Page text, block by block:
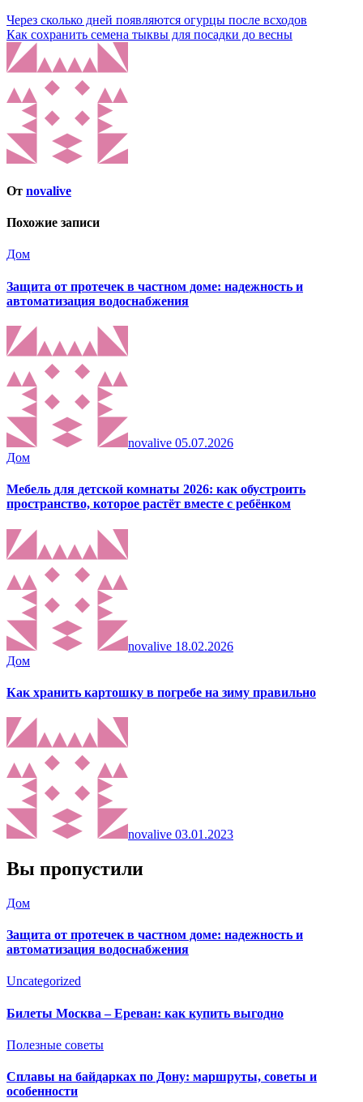
Навигация
по
записям
Через сколько дней появляются огурцы после всходов
Как сохранить семена тыквы для посадки до весны
От novalive
Похожие записи
Дом
Защита от протечек в частном доме: надежность и
автоматизация водоснабжения
novalive 05.07.2026
Дом
Мебель для детской комнаты 2026: как обустроить
пространство, которое растёт вместе с ребёнком
novalive 18.02.2026
Дом
Как хранить картошку в погребе на зиму правильно
novalive 03.01.2023
Вы пропустили
Дом
Защита от протечек в частном доме: надежность и
автоматизация водоснабжения
Uncategorized
Билеты Москва – Ереван: как купить выгодно
Полезные советы
Сплавы на байдарках по Дону: маршруты, советы и
особенности